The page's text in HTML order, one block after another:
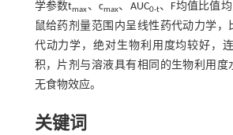
学参数tmax、cmax、AUC0-t、F均值比值
鼠给药剂量范围内呈线性药代动力学，
代动力学，绝对生物利用度均较好，
积，片剂与溶液具有相同的生物利用度
无食物效应。
关键词